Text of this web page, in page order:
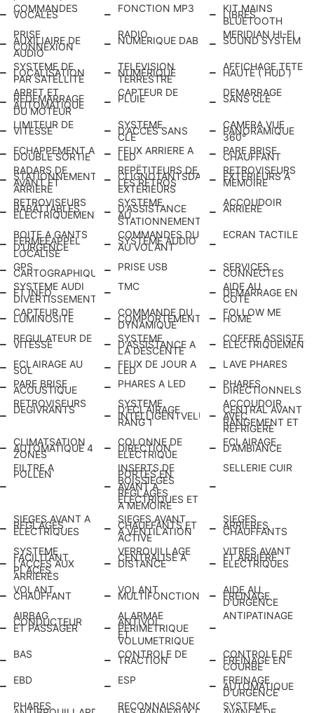
COMMANDES
VOCALES
FONCTION MP3 KIT MAINS
LIBRES
BLUETOOTH
PRISE
AUXILIAIRE DE
CONNEXION
AUDIO
RADIO
NUMERIQUE DAB
MERIDIAN HI-FI
SOUND SYSTEM
SYSTEME DE
LOCALISATION
PAR SATELLITE
TELEVISION
NUMERIQUE
TERRESTRE
AFFICHAGE TETE
HAUTE ( HUD )
ARRET ET
REDEMARRAGE
AUTOMATIQUE
DU MOTEUR
CAPTEUR DE
PLUIE
DEMARRAGE
SANS CLE
LIMITEUR DE
VITESSE
SYSTEME
D'ACCES SANS
CLE
CAMERA VUE
PANORAMIQUE
360°
ECHAPPEMENT A
DOUBLE SORTIE
FEUX ARRIERE A
LED
PARE BRISE
CHAUFFANT
RADARS DE
STATIONNEMENT
AVANT ET
ARRIERE
REPËTITEURS DE
CLIGNOTANTSDANS
LES RETROS
EXTERIEURS
RETROVISEURS
EXTERIEURS A
MEMOIRE
RETROVISEURS
RABATTABLES
ELECTRIQUEMENT
SYSTEME
D'ASSISTANCE
AU
STATIONNEMENT
ACCOUDOIR
ARRIERE
BOITE A GANTS
FERMEEAPPEL
D'URGENCE
LOCALISE
COMMANDES DU
SYSTEME AUDIO
AU VOLANT
ECRAN TACTILE
GPS
CARTOGRAPHIQUE
PRISE USB SERVICES
CONNECTES
SYSTEME AUDI
ET INFO
DIVERTISSEMENT
TMC AIDE AU
DEMARRAGE EN
COTE
CAPTEUR DE
LUMINOSITE
COMMANDE DU
COMPORTEMENT
DYNAMIQUE
FOLLOW ME
HOME
REGULATEUR DE
VITESSE
SYSTEME
D'ASSISTANCE A
LA DESCENTE
COFFRE ASSISTE
ELECTRIQUEMENT
ECLAIRAGE AU
SOL
FEUX DE JOUR A
LED
LAVE PHARES
PARE BRISE
ACOUSTIQUE
PHARES A LED PHARES
DIRECTIONNELS
RETROVISEURS
DEGIVRANTS
SYSTEME
D'ECLAIRAGE
INTELLIGENTVELUM
RANG 1
ACCOUDOIR
CENTRAL AVANT
AVEC
RANGEMENT ET
REFRIGERE
CLIMATSATION
AUTOMATIQUE 4
ZONES
COLONNE DE
DIRECTION
ELECTRIQUE
ECLAIRAGE
D'AMBIANCE
FILTRE A
POLLEN
INSERTS DE
PORTES EN
BOISSIEGES
AVANT A
REGLAGES
ELECTRIQUES ET
A MEMOIRE
SELLERIE CUIR
SIEGES AVANT A
REGLAGES
ELECTRIQUES
SIEGES AVANT
CHAUFFANTS ET
A VENTILATION
ACTIVE
SIEGES
ARRIERES
CHAUFFANTS
SYSTEME
FACILITANT
L'ACCES AUX
PLACES
ARRIERES
VERROUILLAGE
CENTRALISE A
DISTANCE
VITRES AVANT
ET ARRIERE
ELECTRIQUES
VOLANT
CHAUFFANT
VOLANT
MULTIFONCTIONS
AIDE AU
FREINAGE
D'URGENCE
AIRBAG
CONDUCTEUR
ET PASSAGER
ALARMAE
ANTIVOL
PERIMETRIQUE
ET
VOLUMETRIQUE
ANTIPATINAGE
BAS CONTROLE DE
TRACTION
CONTROLE DE
FREINAGE EN
COURBE
EBD
ESP FREINAGE
AUTOMATIQUE
D'URGENCE
PHARES
RECONNAISSANCE SYSTEME